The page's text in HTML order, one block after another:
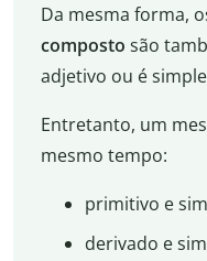
Da mesma forma,
composto são
adjetivo ou é
Entretanto, um
mesmo tempo:
primitivo e
derivado e